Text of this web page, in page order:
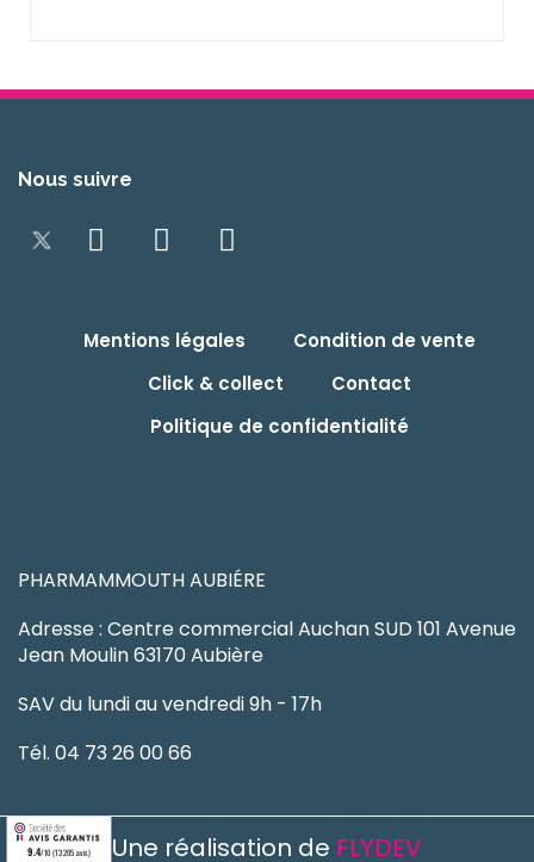
Nous suivre
Mentions légales
Condition de vente
Click & collect
Contact
Politique de confidentialité
PHARMAMMOUTH AUBIÉRE
Adresse : Centre commercial Auchan SUD 101 Avenue
Jean Moulin 63170 Aubière
SAV du lundi au vendredi 9h - 17h
Tél. 04 73 26 00 66
Une réalisation de FLYDEV
9.4/10 (13205 avis)